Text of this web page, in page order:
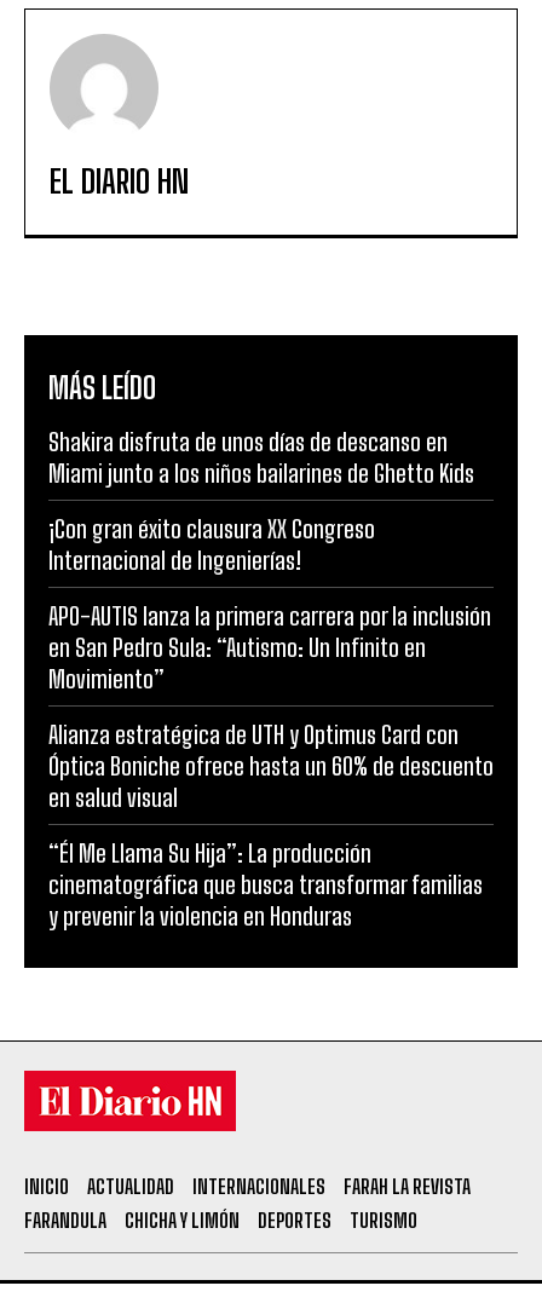
EL DIARIO HN
MÁS LEÍDO
Shakira disfruta de unos días de descanso en
Miami junto a los niños bailarines de Ghetto Kids
¡Con gran éxito clausura XX Congreso
Internacional de Ingenierías!
APO-AUTIS lanza la primera carrera por la inclusión
en San Pedro Sula: “Autismo: Un Infinito en
Movimiento”
Alianza estratégica de UTH y Optimus Card con
Óptica Boniche ofrece hasta un 60% de descuento
en salud visual
“Él Me Llama Su Hija”: La producción
cinematográfica que busca transformar familias
y prevenir la violencia en Honduras
INICIO ACTUALIDAD INTERNACIONALES
FARAH LA REVISTA
FARANDULA
CHICHA Y LIMÓN DEPORTES TURISMO